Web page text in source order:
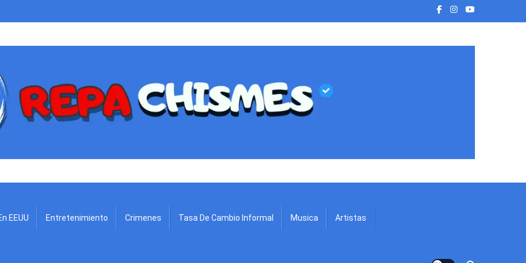
EEUU Entretenimiento Crimenes Tasa De Cambio Informal Musica Artistas